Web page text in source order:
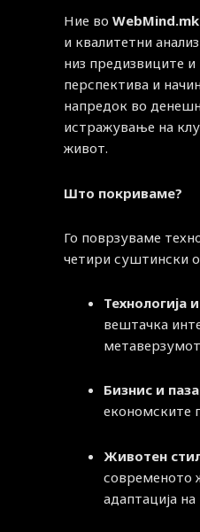
Ние во WebMind.mk
и квалитетни
низ предизвиците
перспектива и
напредок во
истражување на
живот.
Што покриваме?
Го поврзуваме
четири суштински
Технологија
вештачка
Бизнис и
економските
Животен
современото
адаптација